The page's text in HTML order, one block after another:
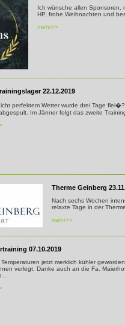
Ich wünsche allen Sponsoren,
HP, frohe Weihnachten und
mehr>>
22.12.2019
perfektem Wetter wurde drei Tage
Im Jänner folgt das zweite
Therme Geinberg
Nach sechs Wochen
relaxte Tage in der
mehr>>
07.10.2019
jetzt merklich kühler
verlegt. Danke auch an die Fa.